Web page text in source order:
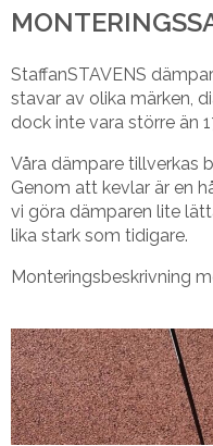
StaffanSTAVENS
stavar av olika märken,
dock inte vara större än
Våra dämpare tillverkas
Genom att kevlar är en
vi göra dämparen lite
lika stark som tidigare.
Monteringsbeskrivning